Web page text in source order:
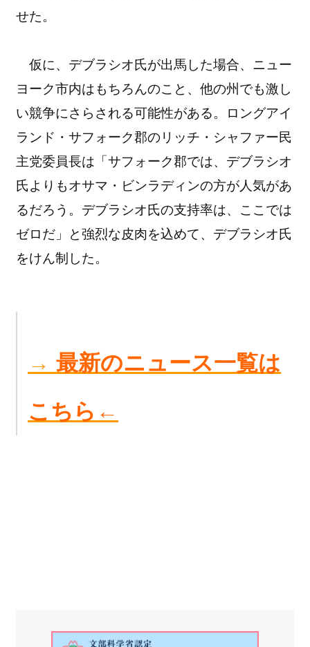
せた。
仮に、デブラシオ氏が出馬した場合、ニュー
ヨーク市内はもちろんのこと、他の州でも激し
い競争にさらされる可能性がある。ロングアイ
ランド・サフォーク郡のリッチ・シャファー民
主党委員長は「サフォーク郡では、デブラシオ
氏よりもオサマ・ビンラディンの方が人気があ
るだろう。デブラシオ氏の支持率は、ここでは
ゼロだ」と強烈な皮肉を込めて、デブラシオ氏
をけん制した。
→最新のニュース一覧は
こちら←